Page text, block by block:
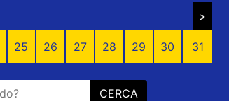
>
25 26 27 28 29 30 31
CERCA